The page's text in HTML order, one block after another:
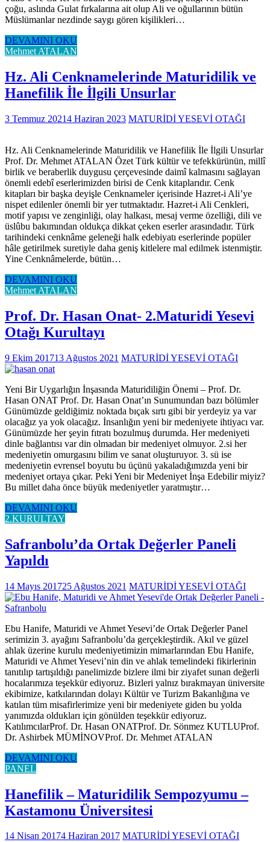
çoğu, aslında Gulat fırkalarına ait olup Ali ve oğullarının bütün
Müslümanlar nezdinde saygı gören kişilikleri…
DEVAMINI OKU
Mehmet ATALAN
Hz. Ali Cenknamelerinde Maturidilik ve
Hanefilik İle İlgili Unsurlar
3 Temmuz 20214 Haziran 2023 MATURİDİ YESEVİ OTAĞI
Hz. Ali Cenknamelerinde Maturidilik ve Hanefilik İle İlgili Unsurlar
Prof. Dr. Mehmet ATALAN Özet Türk kültür ve tefekkürünün, millî
birlik ve beraberlik duygusu çerçevesinde daimî kalmasını sağlayan
önemli edebî eserlerimizden birisi de Cenk kitaplarıdır. Cenk
kitapları bir başka deyişle Cenknameler içerisinde Hazret-i Ali’ye
nispet edilenler önemli bir yer tutmaktadır. Hazret-i Ali Cenkleri,
motif yapısı ve zenginliği, olay halkası, mesaj verme özelliği, dili ve
üslûbu bakımından oldukça dikkat çeken eserler arasındadır. Türk
tarihindeki cenknâme geleneği halk edebiyatı eserlerinde popüler
hâle getirilmek suretiyle daha geniş kitlelere mal edilmek istenmiştir.
Yine Cenknâmelerde, bütün…
DEVAMINI OKU
Mehmet ATALAN
Prof. Dr. Hasan Onat- 2.Maturidi Yesevi
Otağı Kurultayı
9 Ekim 201713 Ağustos 2021 MATURİDİ YESEVİ OTAĞI
Yeni Bir Uygarlığın İnşasında Maturidiliğin Önemi – Prof. Dr.
Hasan ONAT Prof. Dr. Hasan Onat’ın Sunumundan bazı bölümler
Günümüzde geldiğimiz noktada bıçak sırtı gibi bir yerdeyiz ya var
olacağız ya yok olacağız. İnsanlığın yeni bir medeniyete ihtiyacı var.
Günümüzde her şeyin fıtratı bozulmuş durumda. Her medeniyeti
dinle bağlantısı var din olmadan bir medeniyet olmuyor. 2.si her
medeniyetin omurgasını bilim ve sanat oluşturuyor. 3. sü ise
medeniyetin evrensel boyutu bu üçünü yakaladığımızda yeni bir
medeniyet ortaya çıkar. Peki Yeni bir Medeniyet İnşa Edebilir miyiz?
Bu millet daha önce büyük medeniyetler yaratmıştır…
DEVAMINI OKU
2.KURULTAY
Safranbolu’da Ortak Değerler Paneli
Yapıldı
14 Mayıs 201725 Ağustos 2021 MATURİDİ YESEVİ OTAĞI
Ebu Hanife, Maturidi ve Ahmet Yesevi’de Ortak Değerler Panel
serimizin 3. ayağını Safranbolu’da gerçekleştirdik. Akıl ve güzel
ahlak üzerine kurulu medeniyetimizin mimarlarından Ebu Hanife,
Maturidi ve Ahmet Yesevi’nin din ve ahlak temelindeki fikirlerinin
tanıtılıp tartışıldığı panelimizde bizlere ilmi bir ziyafet sunan değerli
hocalarımıza teşekkür ediyoruz. Bizleri yalnız bırakmayan üniversite
ekibimize, katkılarından dolayı Kültür ve Turizm Bakanlığına ve
katılan tüm misafirlerimize yeni bir medeniyete giden bu yolda
yanımızda oldukları için gönülden teşekkür ediyoruz.
KatılımcılarProf. Dr. Hasan ONATProf. Dr. Sönmez KUTLUProf.
Dr. Ashirbek MÜMİNOVProf. Dr. Mehmet ATALAN
DEVAMINI OKU
PANEL
Hanefilik – Maturidilik Sempozyumu –
Kastamonu Üniversitesi
14 Nisan 20174 Haziran 2017 MATURİDİ YESEVİ OTAĞI